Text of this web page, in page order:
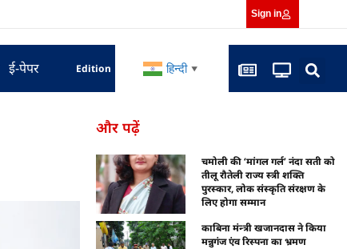
Sign in
ई-पेपर Edition हिन्दी ▼
और पढ़ें
चमोली की ‘मांगल गर्ल’ नंदा सती को
तीलू रौतेली राज्य स्त्री शक्ति
पुरस्कार, लोक संस्कृति संरक्षण के
लिए होगा सम्मान
काबिना मंन्त्री खजानदास ने किया
मन्नुगंज एंव रिस्पना का भ्रमण